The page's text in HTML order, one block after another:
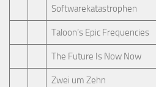
Softwarekatastrophen
Taloon’s Epic Frequencies
The Future Is Now Now
Zwei um Zehn